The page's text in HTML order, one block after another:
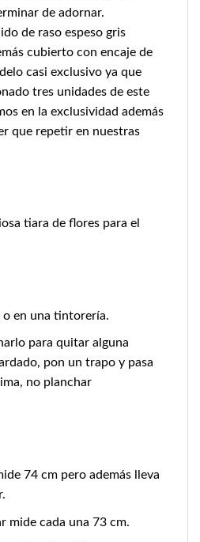
de adornar.
de raso espeso gris
cubierto con encaje de
casi exclusivo ya que
tres unidades de este
en la exclusividad además
que repetir en nuestras
tiara de flores para el
o en una tintorería.
para quitar alguna
pon un trapo y pasa
no planchar
74 cm pero además lleva
mide cada una 73 cm.